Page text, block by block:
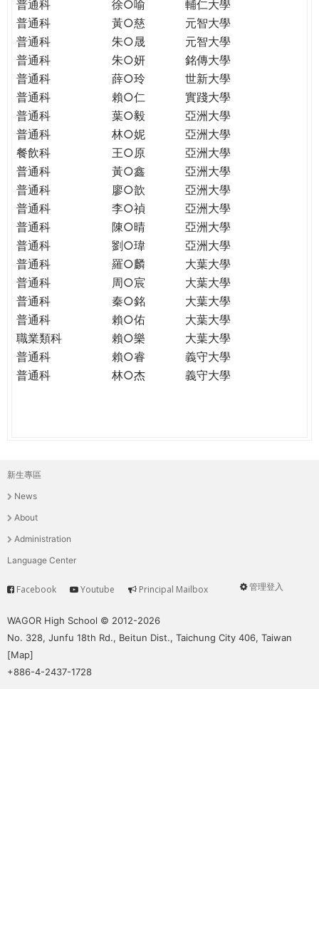
普通科
徐○喻
輔仁大學
普通科
黃○慈
元智大學
普通科
朱○晟
元智大學
普通科
朱○妍
銘傳大學
普通科
薛○玲
世新大學
普通科
賴○仁
實踐大學
普通科
葉○毅
亞洲大學
普通科
林○妮
亞洲大學
餐飲科
王○原
亞洲大學
普通科
黃○鑫
亞洲大學
普通科
廖○歆
亞洲大學
普通科
李○禎
亞洲大學
普通科
陳○晴
亞洲大學
普通科
劉○瑋
亞洲大學
普通科
羅○麟
大葉大學
普通科
周○宸
大葉大學
普通科
秦○銘
大葉大學
普通科
賴○佑
大葉大學
職業類科
賴○樂
大葉大學
普通科
賴○睿
義守大學
普通科
林○杰 義守大學
主
選
單
新生專區
News
About
Administration
Language Center
User
管理登入
Service
Facebook Youtube Principal Mailbox
WAGOR High School © 2012-2026
No. 328, Junfu 18th Rd., Beitun Dist., Taichung City 406, Taiwan
[Map]
+886-4-2437-1728